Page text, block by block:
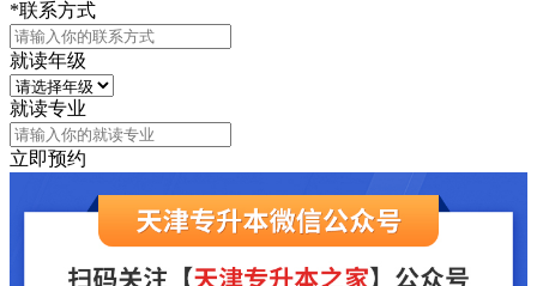
*联系方式
就读年级
就读专业
立即预约